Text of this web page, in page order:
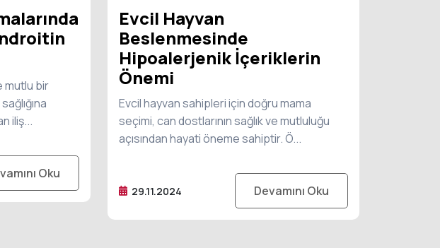
mutlu bir
iliş...
Oku
Evcil Hayvan
Beslenmesinde
Hipoalerjenik İçeriklerin
Önemi
Evcil hayvan sahipleri için doğru mama
seçimi, can dostlarının sağlık ve mutluluğu
açısından hayati öneme sahiptir. Ö...
29.11.2024 Devamını Oku